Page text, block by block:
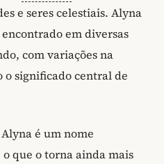
e seres celestiais. Alyna
em diversas
com variações na
significado central de
é um nome
que o torna ainda mais